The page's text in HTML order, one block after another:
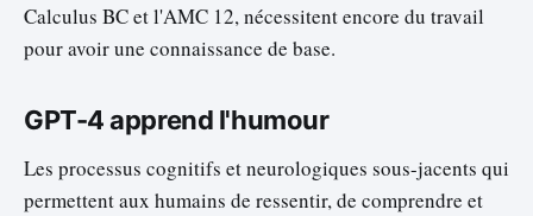
Calculus BC et l'AMC 12, nécessitent encore du travail
pour avoir une connaissance de base.
GPT-4 apprend l'humour
Les processus cognitifs et neurologiques sous-jacents qui
permettent aux humains de ressentir, de comprendre et